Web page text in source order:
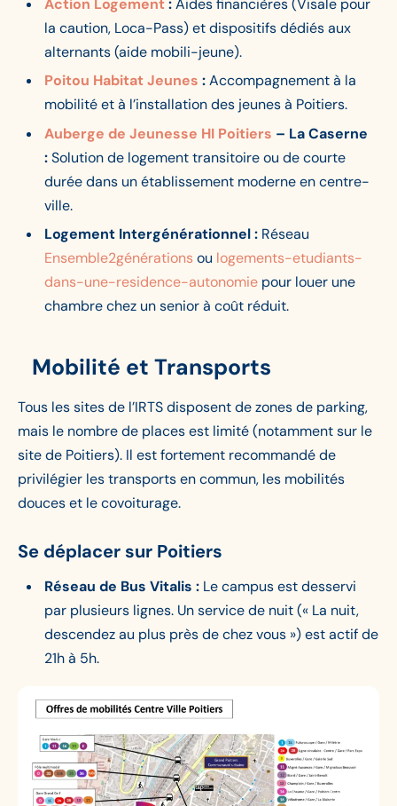
la caution, Loca-Pass) et dispositifs dédiés aux
alternants (aide mobili-jeune).
Poitou Habitat Jeunes :Accompagnement à la
mobilité et à l’installation des jeunes à Poitiers.
Auberge de Jeunesse HI Poitiers – La Caserne
:Solution de logement transitoire ou de courte
durée dans un établissement moderne en centre-
ville.
Logement Intergénérationnel : Réseau
Ensemble2générationsou logements-etudiants-
dans-une-residence-autonomie pour louer une
chambre chez un senior à coût réduit.
Mobilité et Transports
Tous les sites de l’IRTS disposent de zones de parking,
mais le nombre de places est limité (notamment sur le
site de Poitiers). Il est fortement recommandé de
privilégier les transports en commun, les mobilités
douces et le covoiturage.
Se déplacer sur Poitiers
Réseau de Bus Vitalis : Le campus est desservi
par plusieurs lignes. Un service de nuit (« La nuit,
descendez au plus près de chez vous ») est actif de
21h à 5h.